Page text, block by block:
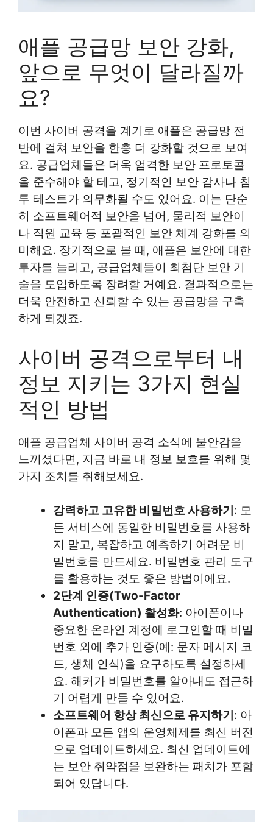
애플 공급망 보안 강화,
앞으로 무엇이 달라질까
요?
이번 사이버 공격을 계기로 애플은 공급망 전
반에 걸쳐 보안을 한층 더 강화할 것으로 보여
요. 공급업체들은 더욱 엄격한 보안 프로토콜
을 준수해야 할 테고, 정기적인 보안 감사나 침
투 테스트가 의무화될 수도 있어요. 이는 단순
히 소프트웨어적 보안을 넘어, 물리적 보안이
나 직원 교육 등 포괄적인 보안 체계 강화를 의
미해요. 장기적으로 볼 때, 애플은 보안에 대한
투자를 늘리고, 공급업체들이 최첨단 보안 기
술을 도입하도록 장려할 거예요. 결과적으로는
더욱 안전하고 신뢰할 수 있는 공급망을 구축
하게 되겠죠.
사이버 공격으로부터 내
정보 지키는 3가지 현실
적인 방법
애플 공급업체 사이버 공격 소식에 불안감을
느끼셨다면, 지금 바로 내 정보 보호를 위해 몇
가지 조치를 취해보세요.
강력하고 고유한 비밀번호 사용하기 : 모
든 서비스에 동일한 비밀번호를 사용하
지 말고, 복잡하고 예측하기 어려운 비
밀번호를 만드세요. 비밀번호 관리 도구
를 활용하는 것도 좋은 방법이에요.
2단계 인증(Two-Factor
Authentication) 활성화: 아이폰이나
중요한 온라인 계정에 로그인할 때 비밀
번호 외에 추가 인증(예: 문자 메시지 코
드, 생체 인식)을 요구하도록 설정하세
요. 해커가 비밀번호를 알아내도 접근하
기 어렵게 만들 수 있어요.
소프트웨어 항상 최신으로 유지하기 : 아
이폰과 모든 앱의 운영체제를 최신 버전
으로 업데이트하세요. 최신 업데이트에
는 보안 취약점을 보완하는 패치가 포함
되어 있답니다.